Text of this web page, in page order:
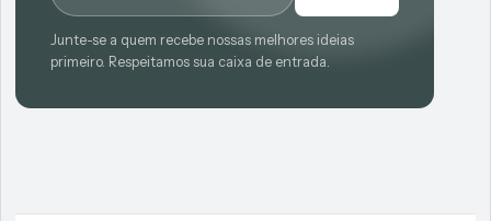
Junte-se a quem recebe nossas melhores ideias
primeiro. Respeitamos sua caixa de entrada.